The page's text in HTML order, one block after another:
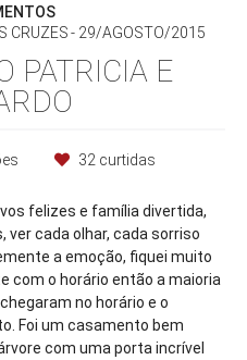
CRUZES
29/AGOSTO/2015
PATRICIA E
32 curtidas
felizes e família divertida,
cada olhar, cada sorriso
a emoção, fiquei muito
com o horário então a maioria
no horário e o
Foi um casamento bem
com uma porta incrível